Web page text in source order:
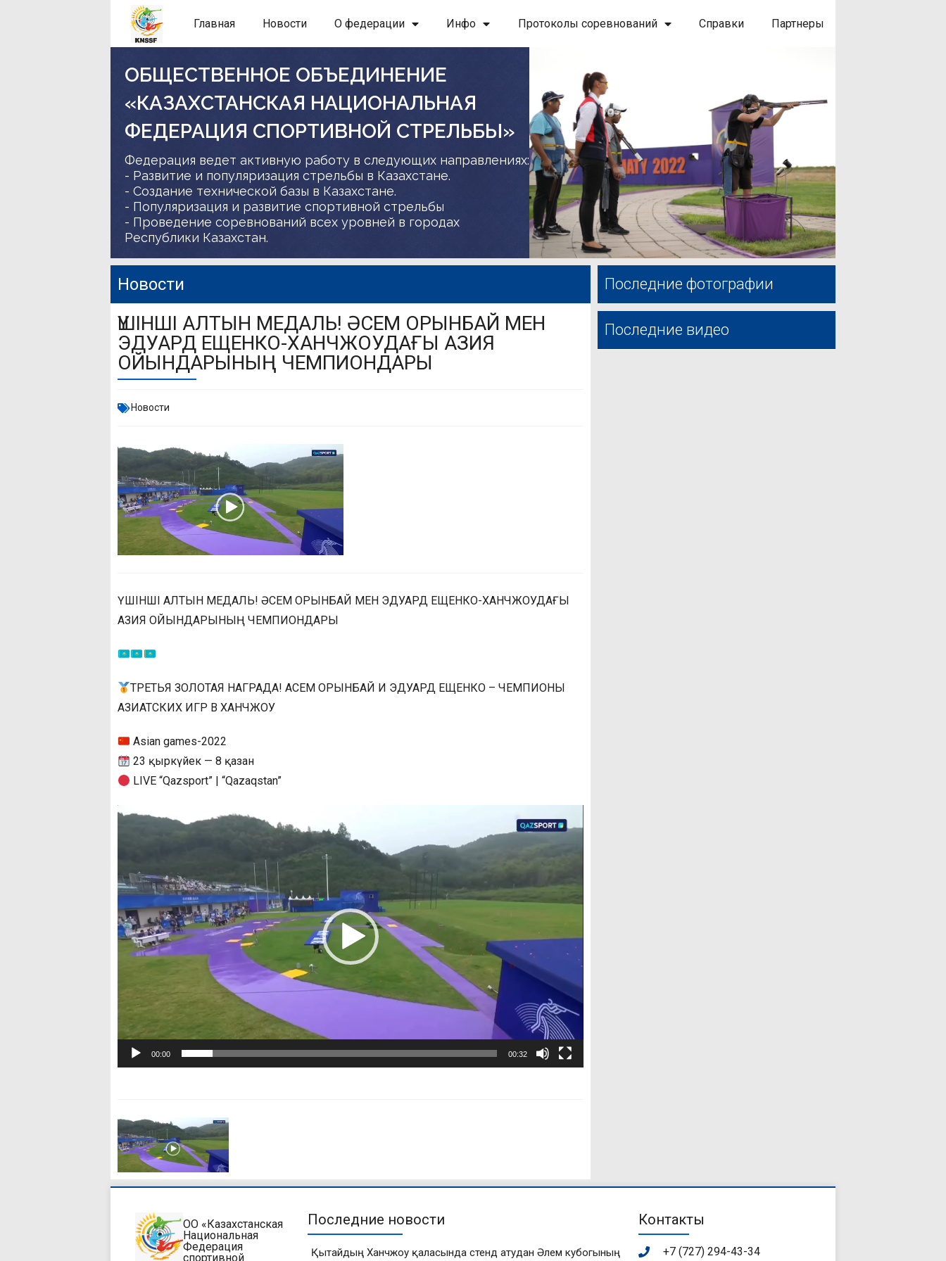
Главная Новости О федерации Инфо Протоколы соревнований Справки Партнеры
ОБЩЕСТВЕННОЕ ОБЪЕДИНЕНИЕ
«КАЗАХСТАНСКАЯ НАЦИОНАЛЬНАЯ
ФЕДЕРАЦИЯ СПОРТИВНОЙ СТРЕЛЬБЫ»
Федерация ведет активную работу в следующих направлениях:
- Развитие и популяризация стрельбы в Казахстане.
- Создание технической базы в Казахстане.
- Популяризация и развитие спортивной стрельбы
- Проведение соревнований всех уровней в городах
Республики Казахстан.
Новости
ҮШІНШІ АЛТЫН МЕДАЛЬ! ӘСЕМ ОРЫНБАЙ МЕН
ЭДУАРД ЕЩЕНКО-ХАНЧЖОУДАҒЫ АЗИЯ
ОЙЫНДАРЫНЫҢ ЧЕМПИОНДАРЫ
Новости
ҮШІНШІ АЛТЫН МЕДАЛЬ! ӘСЕМ ОРЫНБАЙ МЕН ЭДУАРД ЕЩЕНКО-ХАНЧЖОУДАҒЫ
АЗИЯ ОЙЫНДАРЫНЫҢ ЧЕМПИОНДАРЫ
ТРЕТЬЯ ЗОЛОТАЯ НАГРАДА! АСЕМ ОРЫНБАЙ И ЭДУАРД ЕЩЕНКО – ЧЕМПИОНЫ
АЗИАТСКИХ ИГР В ХАНЧЖОУ
Asian games-2022
23 қыркүйек — 8 қазан
LIVE “Qazsport” | “Qazaqstan”
Видеоплеер
00:00 00:32
Последние фотографии
Последние видео
ОО «Казахстанская
Национальная
Федерация
спортивной
Последние новости
Қытайдың Ханчжоу қаласында стенд атудан Әлем кубогының
Контакты
+7 (727) 294-43-34